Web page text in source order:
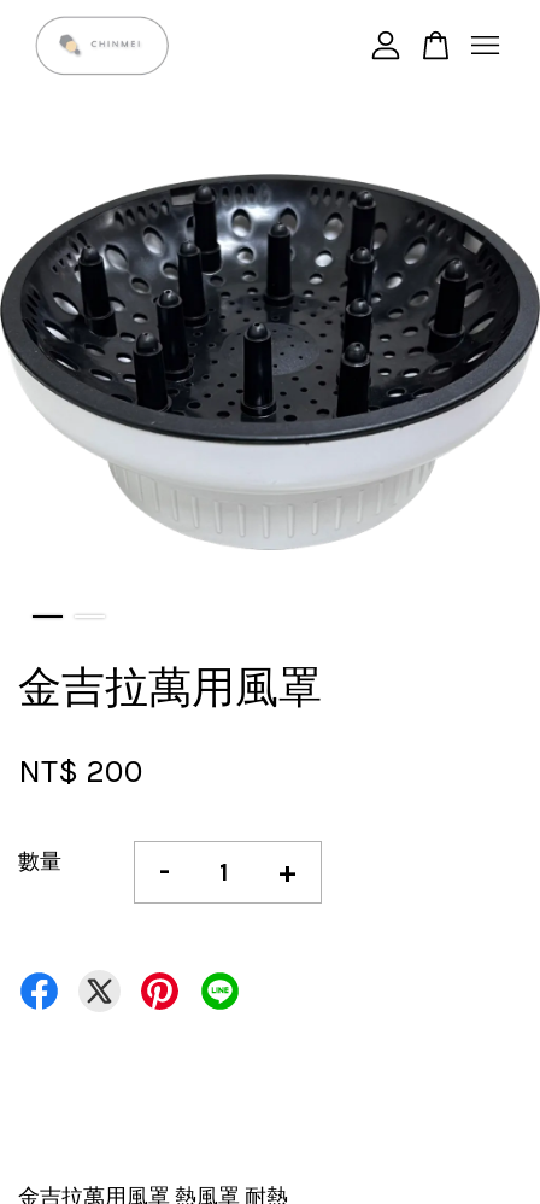
金吉拉萬用風罩
NT$ 200
數量 - +
金吉拉萬用風罩 熱風罩 耐熱
繼續購物